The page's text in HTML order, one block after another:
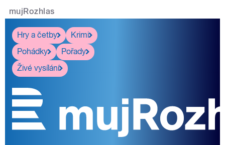
mujRozhlas
Hry a četby
Krimi
Pohádky
Pořady
Živé vysílání